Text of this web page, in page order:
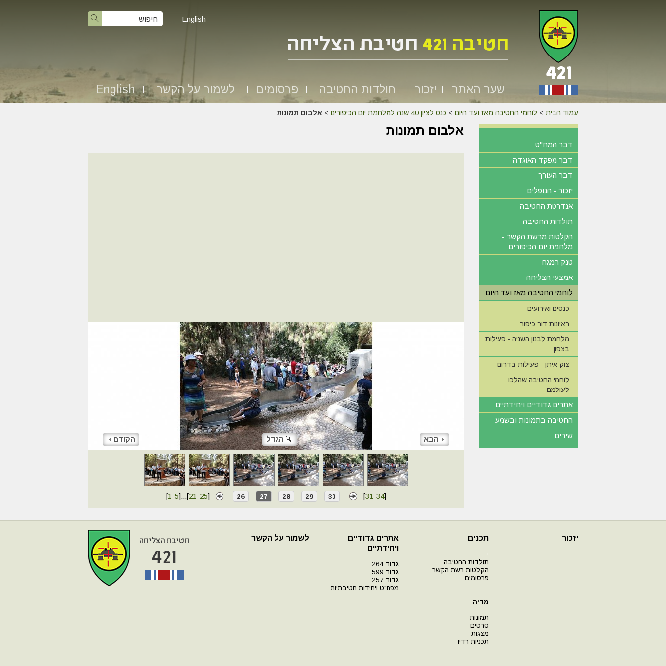
English
שער האתר יזכור תולדות החטיבה פרסומים לשמור על הקשר English
עמוד הבית > לוחמי החטיבה מאז ועד היום > כנס לציון 40 שנה למלחמת יום הכיפורים > אלבום תמונות
אלבום תמונות
הקודם הגדל הבא
[1 -5]...[21 -25] 26 27 28 29 30 [31 -34]
דבר המח"ט
דבר מפקד האוגדה
דבר העורך
יזכור - הנופלים
אנדרטת החטיבה
תולדות החטיבה
הקלטות מרשת הקשר -
מלחמת יום הכיפורים
טנק המגח
אמצעי הצליחה
לוחמי החטיבה מאז ועד היום
כנסים ואירועים
ראיונות דור כיפור
מלחמת לבנון השניה - פעילות
בצפון
צוק איתן - פעילות בדרום
לוחמי החטיבה שהלכו
לעולמם
אתרים גדודיים ויחידתיים
החטיבה בתמונות ובשמע
שירים
יזכור תכנים
י
תולדות החטיבה
הקלטות רשת הקשר
פרסומים
מדיה
תמונות
סרטים
מצגות
תכניות רדיו
אתרים גדודיים
ויחידתיים
גדוד 264
גדוד 599
גדוד 257
מפח"ט ויחידות חטיבתיות
לשמור על הקשר